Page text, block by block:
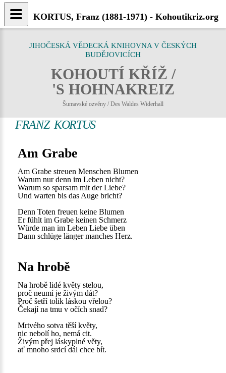
JIHOČESKÁ VĚDECKÁ KNIHOVNA V ČESKÝCH
BUDĚJOVICÍCH
KOHOUTÍ KŘÍŽ /
'S HOHNAKREIZ
Šumavské ozvěny / Des Waldes Widerhall
FRANZ KORTUS
Am Grabe
Am Grabe streuen Menschen Blumen
Warum nur denn im Leben nicht?
Warum so sparsam mit der Liebe?
Und warten bis das Auge bricht?
Denn Toten freuen keine Blumen
Er fühlt im Grabe keinen Schmerz
Würde man im Leben Liebe üben
Dann schlüge länger manches Herz.
Na hrobě
Na hrobě lidé květy stelou,
proč neumí je živým dát?
Proč šetří tolik láskou vřelou?
Čekají na tmu v očích snad?
Mrtvého sotva těší květy,
nic nebolí ho, nemá cit.
Živým přej láskyplné věty,
ať mnoho srdcí dál chce bít.
KORTUS, Franz (1881-1971) - Kohoutikriz.org